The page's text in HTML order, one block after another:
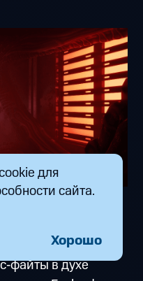
для
сайта.
Хорошо
арсенал,
в духе